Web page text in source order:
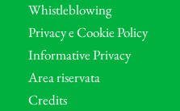
Whistleblowing
Privacy e Cookie Policy
Informative Privacy
Area riservata
Credits